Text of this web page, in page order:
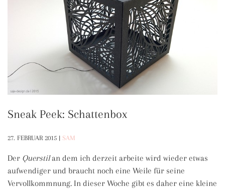
Sneak Peek: Schattenbox
27. FEBRUAR 2015 | SAM
Der Querstilan dem ich derzeit arbeite wird wieder etwas
aufwendiger und braucht noch eine Weile für seine
Vervollkommnung. In dieser Woche gibt es daher eine kleine